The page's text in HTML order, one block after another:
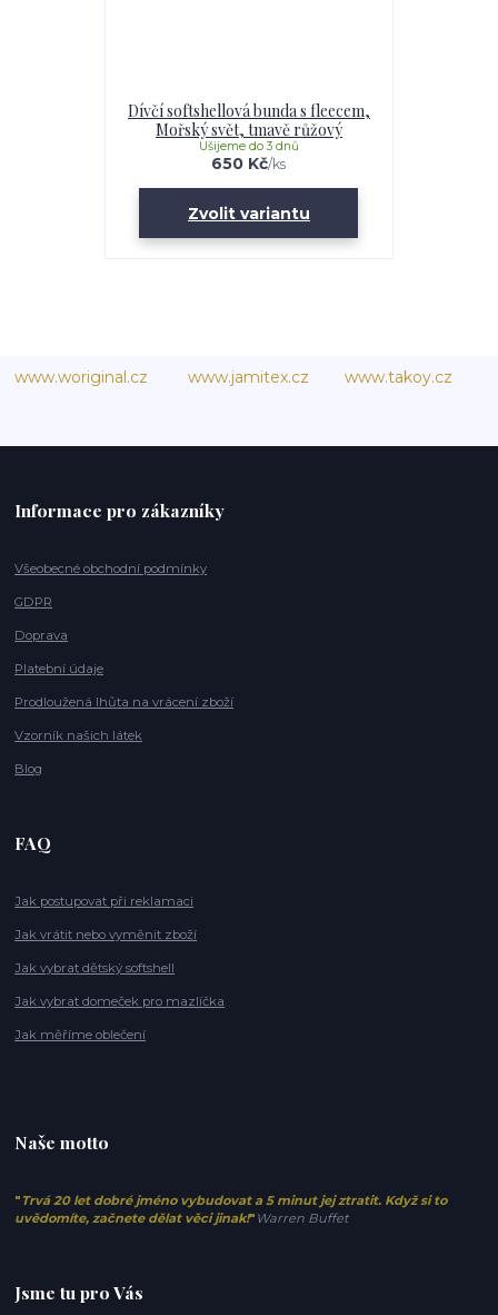
Dívčí softshellová bunda s fleecem,
Mořský svět, tmavě růžový
650 Kč/ks
Ušijeme do 3 dnů
Zvolit variantu
www.woriginal.cz www.jamitex.cz www.takoy.cz
Informace pro zákazníky
Všeobecné obchodní podmínky
GDPR
Doprava
Platební údaje
Prodloužená lhůta na vrácení zboží
Vzorník našich látek
Blog
FAQ
Jak postupovat při reklamaci
Jak vrátit nebo vyměnit zboží
Jak vybrat dětský softshell
Jak vybrat domeček pro mazlíčka
Jak měříme oblečení
Naše motto
" Trvá 20 let dobré jméno vybudovat a 5 minut jej ztratit. Když si to
uvědomíte, začnete dělat věci jinak!" Warren Buffet
Jsme tu pro Vás